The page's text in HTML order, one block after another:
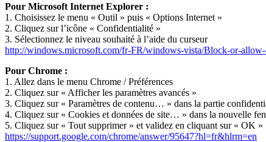
Pour Microsoft Internet Explorer :
1. Choisissez le menu « Outil » puis « Options Internet »
2. Cliquez sur l’icône « Confidentialité »
3. Sélectionnez le niveau souhaité à l’aide du curseur
http://windows.microsoft.com/fr-FR/windows-vista/Block-or-
Pour Chrome :
1. Allez dans le menu Chrome / Préférences
2. Cliquez sur « Afficher les paramètres avancés »
3. Cliquez sur « Paramètres de contenu… » dans la partie
4. Cliquez sur « Cookies et données de site… » dans la nouvelle
5. Cliquez sur « Tout supprimer » et validez en cliquant sur « OK »
https://support.google.com/chrome/answer/95647?hl=fr&hlrm=en